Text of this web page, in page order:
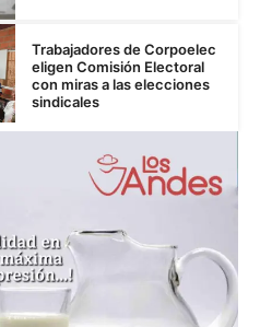
Trabajadores de Corpoelec
eligen Comisión Electoral
con miras a las elecciones
sindicales